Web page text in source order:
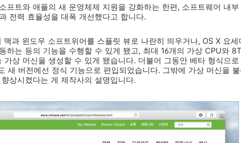
프트와 애플의 새 운영체제 지원을 강화하는 한편, 소프트웨어 내
전력 효율성을 대폭 개선했다고 합니다.
맥과 윈도우 소프트위어를 스플릿 뷰로 나란히 띄우거나, OS X 요세
하는 등의 기능을 수행할 수 있게 됐고, 최대 16개의 가상 CPU와
가상 머신을 생성할 수 있게 됐습니다. 더불어 그동안 베타 형식으
새 버전에선 정식 기능으로 편입되었습니다. 그밖에 가상 머신을
상시켰다는 게 제작사의 설명입니다.